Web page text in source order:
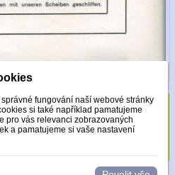
Made with
fungování naší webové stránky
si také například pamatujeme
pro vás relevanci zobrazovaných
a pamatujeme si vaše nastavení